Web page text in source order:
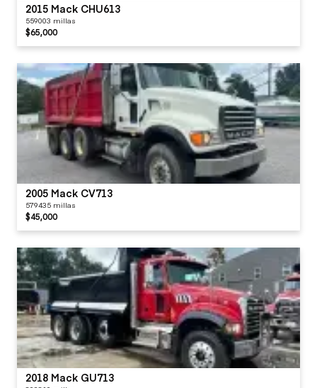
2015 Mack CHU613
559003 millas
$65,000
2005 Mack CV713
579435 millas
$45,000
2018 Mack GU713